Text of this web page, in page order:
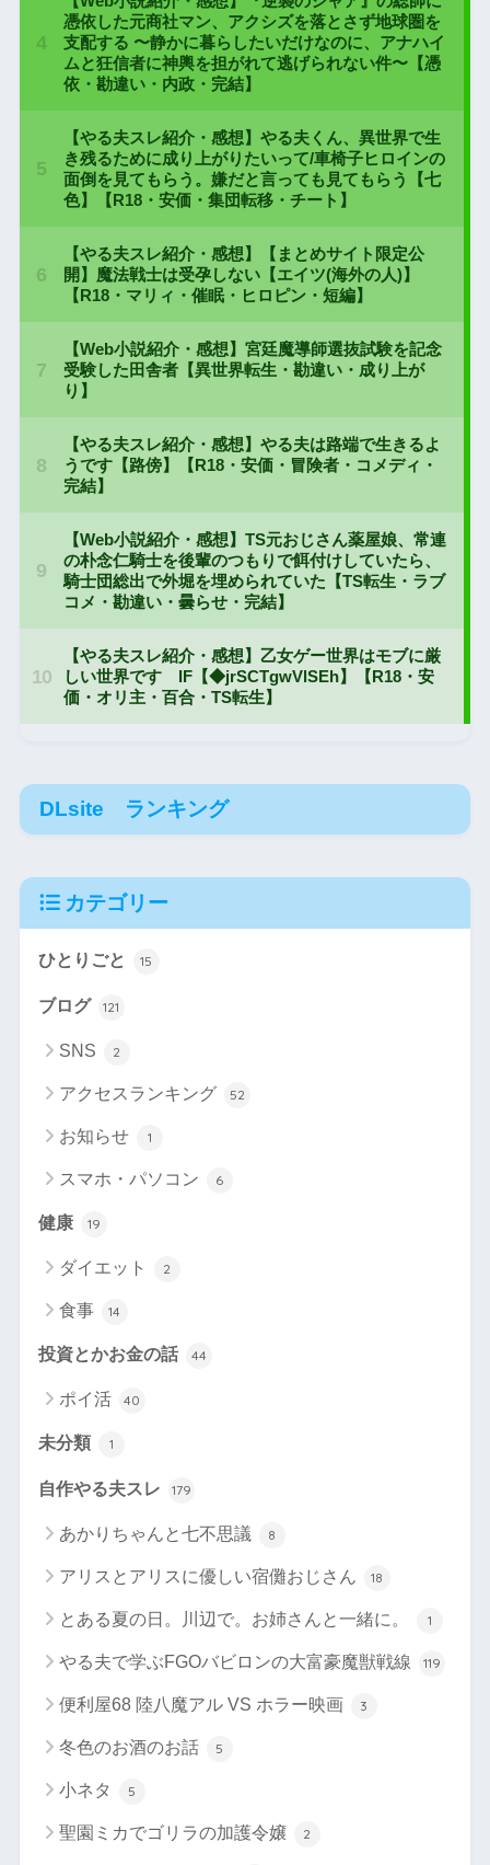
DLsite ランキング
カテゴリー
ひとりごと 15
ブログ 121
SNS 2
アクセスランキング 52
お知らせ 1
スマホ・パソコン 6
健康 19
ダイエット 2
食事 14
投資とかお金の話 44
ポイ活 40
未分類 1
自作やる夫スレ 179
あかりちゃんと七不思議 8
アリスとアリスに優しい宿儺おじさん 18
とある夏の日。川辺で。お姉さんと一緒に。 1
やる夫で学ぶFGOバビロンの大富豪魔獣戦線 119
便利屋68 陸八魔アル VS ホラー映画 3
冬色のお酒のお話 5
小ネタ 5
聖園ミカでゴリラの加護令嬢 2